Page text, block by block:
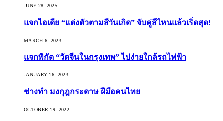
JUNE 28, 2025
แจกไอเดีย “แต่งตัวตามสีวันเกิด” จับคู่สีไหนแล้วเริ่ดสุด!
MARCH 6, 2023
แจกพิกัด “วัดจีนในกรุงเทพ” ไปง่ายใกล้รถไฟฟ้า
JANUARY 16, 2023
ช่างทำ มงกุฎกระดาษ ฝีมือคนไทย
OCTOBER 19, 2022